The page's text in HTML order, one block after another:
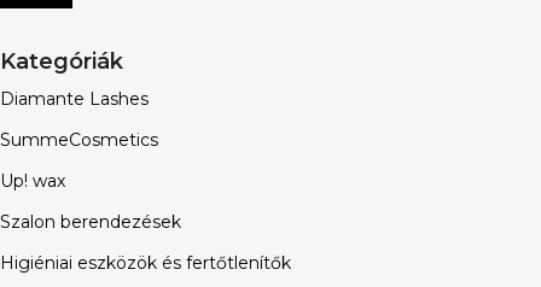
Kategóriák
Diamante Lashes
SummeCosmetics
Up! wax
Szalon berendezések
Higiéniai eszközök és fertőtlenítők